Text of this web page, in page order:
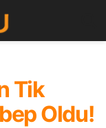
Tik
Oldu!